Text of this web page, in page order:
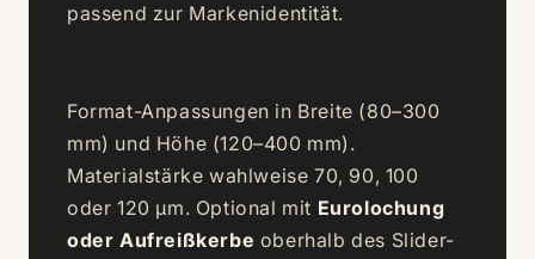
passend zur Markenidentität.
Format-Anpassungen in Breite (80–300
mm) und Höhe (120–400 mm).
Materialstärke wahlweise 70, 90, 100
oder 120 µm. Optional mit Eurolochung
oder Aufreißkerbe oberhalb des Slider-